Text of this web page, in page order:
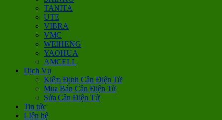
TANITA
UTE
VIBRA
VMC
WEIHENG
YAOHUA
AMCELL
Dịch Vụ
Kiểm Định Cân Điện Tử
Mua Bán Cân Điện Tử
Sửa Cân Điện Tử
Tin tức
LIên hệ